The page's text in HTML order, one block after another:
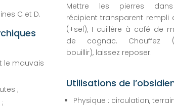
C et D.
le mauvais
;
Mettre les pierres
récipient transparent rempli
(+sel), 1 cuillère à café de
de cognac. Chauffez
bouillir), laissez reposer.
Utilisations de
Physique : circulation,